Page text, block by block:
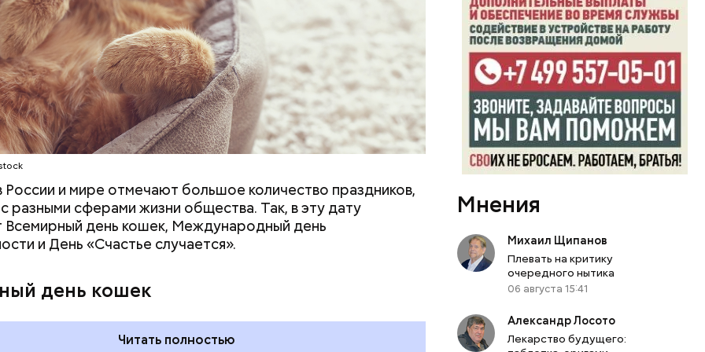
России и мире отмечают большое количество праздников,
с разными сферами жизни общества. Так, в эту дату
Всемирный день кошек, Международный день
и День «Счастье случается».
день кошек
Читать полностью
день холостяка
Мнения
Михаил Щипанов
Плевать на критику
очередного нытика
06 августа 15:41
Александр Лосото
Лекарство будущего: